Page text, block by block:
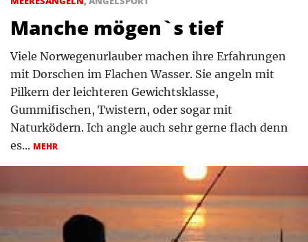
Manche mögen`s tief
Viele Norwegenurlauber machen ihre Erfahrungen
mit Dorschen im Flachen Wasser. Sie angeln mit
Pilkern der leichteren Gewichtsklasse,
Gummifischen, Twistern, oder sogar mit
Naturködern. Ich angle auch sehr gerne flach denn
es... MEHR